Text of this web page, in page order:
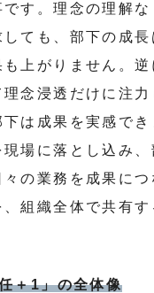
す。理念の理解な
しても、部下の成
上がりません。
理念浸透だけに注
は成果を実感で
現場に落とし込み
々の業務を成果に
、組織全体で共有
＋1」の全体像